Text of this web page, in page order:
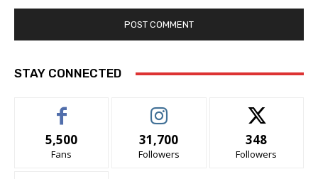
STAY CONNECTED
5,500
Fans
31,700
Followers
348
Followers